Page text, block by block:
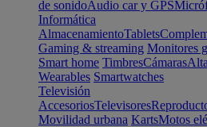
de sonidoAudio car y GPS
Informática
AlmacenamientoTablets
Gaming & streaming Monitores
Smart home TimbresCámaras
Wearables Smartwatches
Televisión
AccesoriosTelevisores
Movilidad urbana KartsMotos